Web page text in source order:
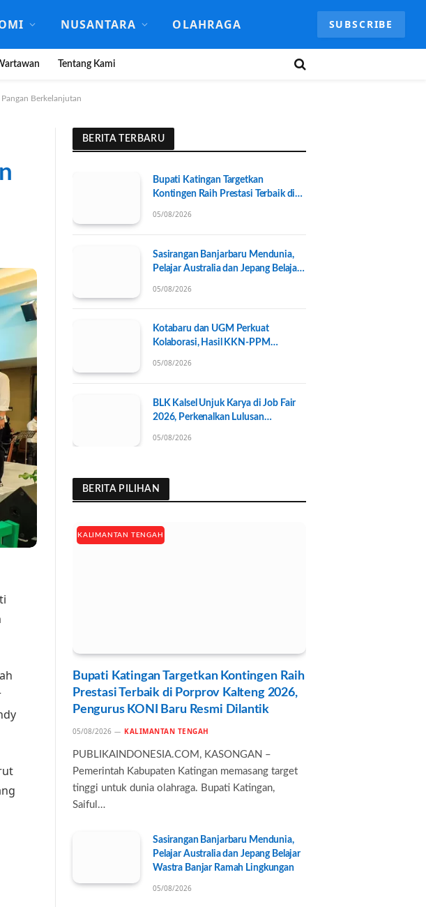
NUSANTARA OLAHRAGA SUBSCRIBE
Tentang Kami
Berkelanjutan
BERITA TERBARU
Bupati Katingan Targetkan
Kontingen Raih Prestasi Terbaik di
05/08/2026
Sasirangan Banjarbaru Mendunia,
Pelajar Australia dan Jepang Belajar
05/08/2026
Kotabaru dan UGM Perkuat
Kolaborasi, Hasil KKN-PPM
05/08/2026
BLK Kalsel Unjuk Karya di Job Fair
2026, Perkenalkan Lulusan
05/08/2026
BERITA PILIHAN
KALIMANTAN TENGAH
Bupati Katingan Targetkan Kontingen Raih
Prestasi Terbaik di Porprov Kalteng 2026,
Pengurus KONI Baru Resmi Dilantik
05/08/2026 KALIMANTAN TENGAH
PUBLIKAINDONESIA.COM, KASONGAN –
Pemerintah Kabupaten Katingan memasang target
tinggi untuk dunia olahraga. Bupati Katingan,
Saiful…
Sasirangan Banjarbaru Mendunia,
Pelajar Australia dan Jepang Belajar
Wastra Banjar Ramah Lingkungan
05/08/2026